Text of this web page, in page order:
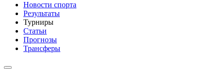
Новости спорта
Результаты
Турниры
Статьи
Прогнозы
Трансферы